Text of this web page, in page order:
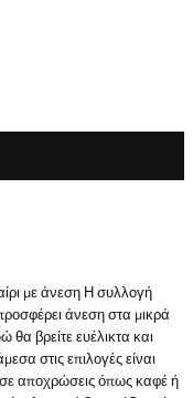
με άνεση Η συλλογή
άνεση στα μικρά
θα βρείτε ευέλικτα και
στις επιλογές είναι
αποχρώσεις όπως καφέ ή